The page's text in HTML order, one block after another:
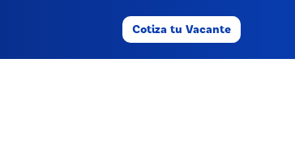
Cotiza tu Vacante